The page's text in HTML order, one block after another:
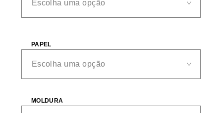
PAPEL
MOLDURA